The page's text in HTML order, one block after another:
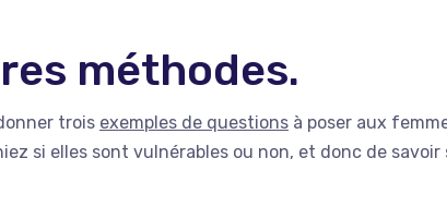
méthodes.
trois exemples de questions à poser aux
si elles sont vulnérables ou non, et donc de